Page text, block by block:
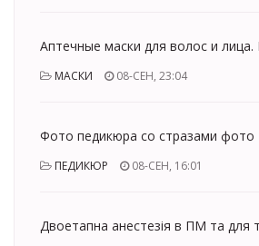
Аптечные маски для волос и лица.
МАСКИ 08-СЕН, 23:04
Фото педикюра со стразами фото
ПЕДИКЮР 08-СЕН, 16:01
Двоетапна анестезія в ПМ та для